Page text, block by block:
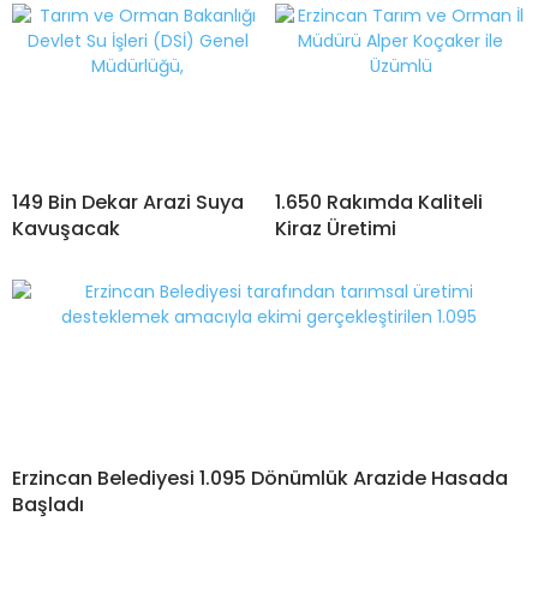
149 Bin Dekar Arazi Suya
Kavuşacak
1.650 Rakımda Kaliteli
Kiraz Üretimi
Erzincan Belediyesi 1.095 Dönümlük Arazide Hasada
Başladı